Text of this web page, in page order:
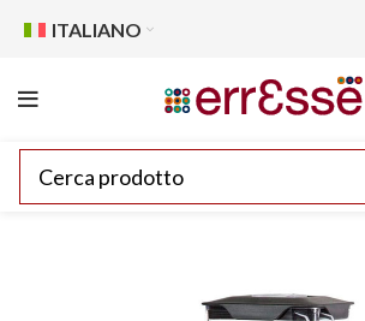
ITALIANO